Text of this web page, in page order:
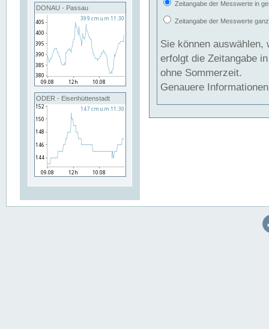
DONAU - Passau
ODER - Eisenhüttenstadt
Zeitangabe der Messwerte in
Zeitangabe der Messwerte
Sie können auswählen,
erfolgt die Zeitangabe
ohne Sommerzeit.
Genauere